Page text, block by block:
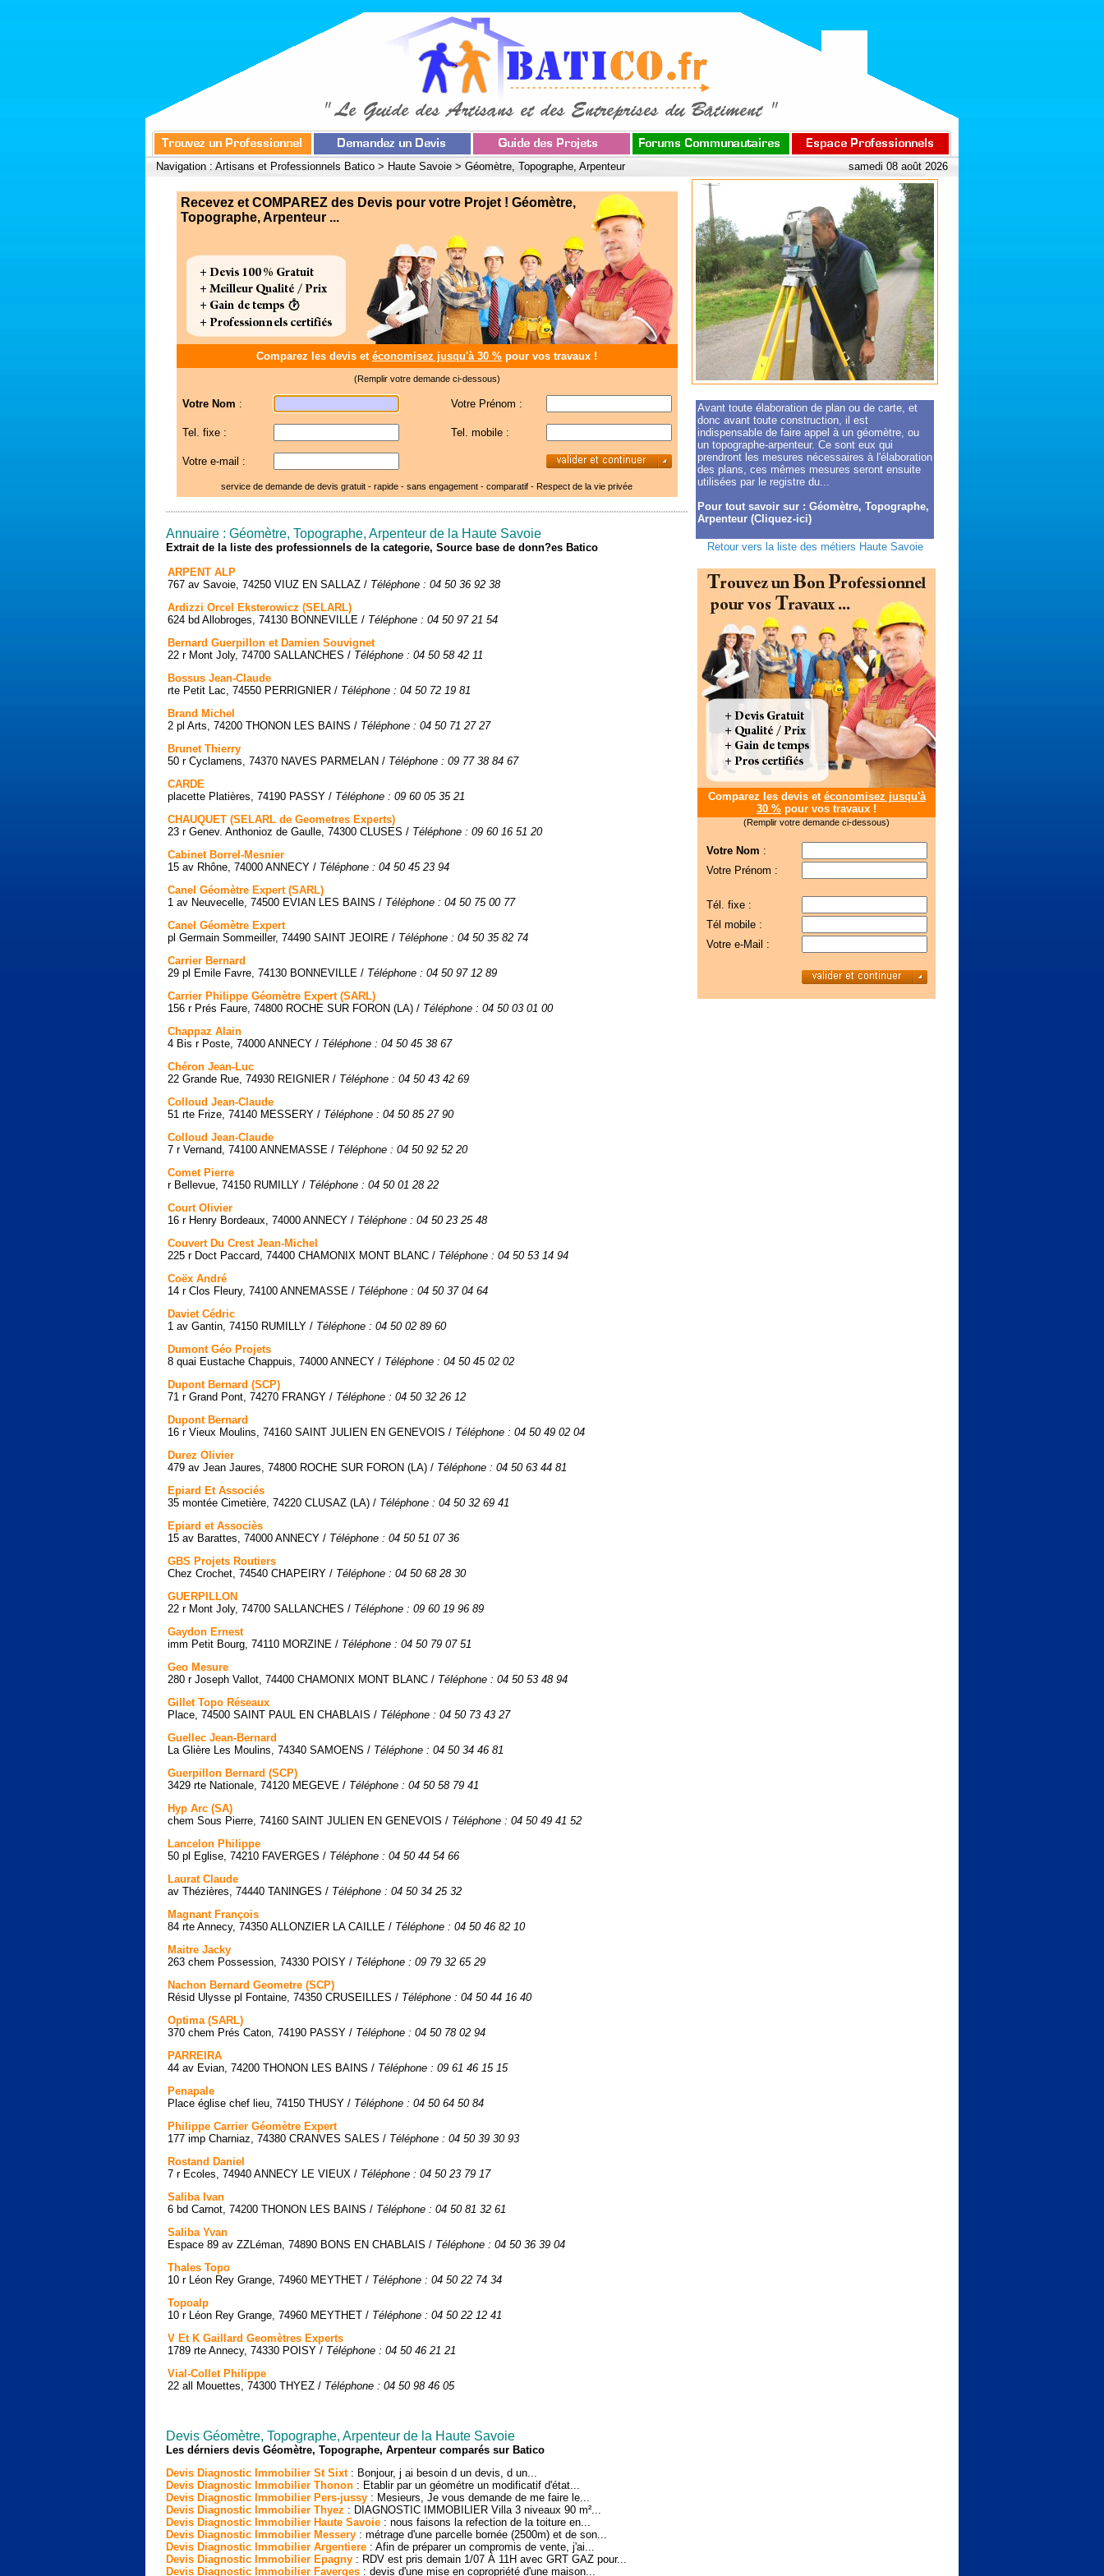
Navigation : Artisans et Professionnels Batico > Haute Savoie > Géomètre, Topographe, Arpenteur samedi 08 août 2026
Recevez et COMPAREZ des Devis pour votre Projet ! Géomètre,
Topographe, Arpenteur ...
Comparez les devis et économisez jusqu'à 30 % pour vos travaux !
(Remplir votre demande ci-dessous)
Votre Nom : Votre Prénom :
Tel. fixe : Tel. mobile :
Votre e-mail :
service de demande de devis gratuit - rapide - sans engagement - comparatif - Respect de la vie privée
Annuaire : Géomètre, Topographe, Arpenteur de la Haute Savoie
Extrait de la liste des professionnels de la categorie, Source base de donn?es Batico
ARPENT ALP
767 av Savoie, 74250 VIUZ EN SALLAZ / Téléphone : 04 50 36 92 38
Ardizzi Orcel Eksterowicz (SELARL)
624 bd Allobroges, 74130 BONNEVILLE / Téléphone : 04 50 97 21 54
Bernard Guerpillon et Damien Souvignet
22 r Mont Joly, 74700 SALLANCHES / Téléphone : 04 50 58 42 11
Bossus Jean-Claude
rte Petit Lac, 74550 PERRIGNIER / Téléphone : 04 50 72 19 81
Brand Michel
2 pl Arts, 74200 THONON LES BAINS / Téléphone : 04 50 71 27 27
Brunet Thierry
50 r Cyclamens, 74370 NAVES PARMELAN / Téléphone : 09 77 38 84 67
CARDE
placette Platières, 74190 PASSY / Téléphone : 09 60 05 35 21
CHAUQUET (SELARL de Geometres Experts)
23 r Genev. Anthonioz de Gaulle, 74300 CLUSES / Téléphone : 09 60 16 51 20
Cabinet Borrel-Mesnier
15 av Rhône, 74000 ANNECY / Téléphone : 04 50 45 23 94
Canel Géomètre Expert (SARL)
1 av Neuvecelle, 74500 EVIAN LES BAINS / Téléphone : 04 50 75 00 77
Canel Géomètre Expert
pl Germain Sommeiller, 74490 SAINT JEOIRE / Téléphone : 04 50 35 82 74
Carrier Bernard
29 pl Emile Favre, 74130 BONNEVILLE / Téléphone : 04 50 97 12 89
Carrier Philippe Géomètre Expert (SARL)
156 r Prés Faure, 74800 ROCHE SUR FORON (LA) / Téléphone : 04 50 03 01 00
Chappaz Alain
4 Bis r Poste, 74000 ANNECY / Téléphone : 04 50 45 38 67
Chéron Jean-Luc
22 Grande Rue, 74930 REIGNIER / Téléphone : 04 50 43 42 69
Colloud Jean-Claude
51 rte Frize, 74140 MESSERY / Téléphone : 04 50 85 27 90
Colloud Jean-Claude
7 r Vernand, 74100 ANNEMASSE / Téléphone : 04 50 92 52 20
Comet Pierre
r Bellevue, 74150 RUMILLY / Téléphone : 04 50 01 28 22
Court Olivier
16 r Henry Bordeaux, 74000 ANNECY / Téléphone : 04 50 23 25 48
Couvert Du Crest Jean-Michel
225 r Doct Paccard, 74400 CHAMONIX MONT BLANC / Téléphone : 04 50 53 14 94
Coëx André
14 r Clos Fleury, 74100 ANNEMASSE / Téléphone : 04 50 37 04 64
Daviet Cédric
1 av Gantin, 74150 RUMILLY / Téléphone : 04 50 02 89 60
Dumont Géo Projets
8 quai Eustache Chappuis, 74000 ANNECY / Téléphone : 04 50 45 02 02
Dupont Bernard (SCP)
71 r Grand Pont, 74270 FRANGY / Téléphone : 04 50 32 26 12
Dupont Bernard
16 r Vieux Moulins, 74160 SAINT JULIEN EN GENEVOIS / Téléphone : 04 50 49 02 04
Durez Olivier
479 av Jean Jaures, 74800 ROCHE SUR FORON (LA) / Téléphone : 04 50 63 44 81
Epiard Et Associés
35 montée Cimetière, 74220 CLUSAZ (LA) / Téléphone : 04 50 32 69 41
Epiard et Associès
15 av Barattes, 74000 ANNECY / Téléphone : 04 50 51 07 36
GBS Projets Routiers
Chez Crochet, 74540 CHAPEIRY / Téléphone : 04 50 68 28 30
GUERPILLON
22 r Mont Joly, 74700 SALLANCHES / Téléphone : 09 60 19 96 89
Gaydon Ernest
imm Petit Bourg, 74110 MORZINE / Téléphone : 04 50 79 07 51
Geo Mesure
280 r Joseph Vallot, 74400 CHAMONIX MONT BLANC / Téléphone : 04 50 53 48 94
Gillet Topo Réseaux
Place, 74500 SAINT PAUL EN CHABLAIS / Téléphone : 04 50 73 43 27
Guellec Jean-Bernard
La Glière Les Moulins, 74340 SAMOENS / Téléphone : 04 50 34 46 81
Guerpillon Bernard (SCP)
3429 rte Nationale, 74120 MEGEVE / Téléphone : 04 50 58 79 41
Hyp Arc (SA)
chem Sous Pierre, 74160 SAINT JULIEN EN GENEVOIS / Téléphone : 04 50 49 41 52
Lancelon Philippe
50 pl Eglise, 74210 FAVERGES / Téléphone : 04 50 44 54 66
Laurat Claude
av Thézières, 74440 TANINGES / Téléphone : 04 50 34 25 32
Magnant François
84 rte Annecy, 74350 ALLONZIER LA CAILLE / Téléphone : 04 50 46 82 10
Maitre Jacky
263 chem Possession, 74330 POISY / Téléphone : 09 79 32 65 29
Nachon Bernard Geometre (SCP)
Résid Ulysse pl Fontaine, 74350 CRUSEILLES / Téléphone : 04 50 44 16 40
Optima (SARL)
370 chem Prés Caton, 74190 PASSY / Téléphone : 04 50 78 02 94
PARREIRA
44 av Evian, 74200 THONON LES BAINS / Téléphone : 09 61 46 15 15
Penapale
Place église chef lieu, 74150 THUSY / Téléphone : 04 50 64 50 84
Philippe Carrier Géomètre Expert
177 imp Charniaz, 74380 CRANVES SALES / Téléphone : 04 50 39 30 93
Rostand Daniel
7 r Ecoles, 74940 ANNECY LE VIEUX / Téléphone : 04 50 23 79 17
Saliba Ivan
6 bd Carnot, 74200 THONON LES BAINS / Téléphone : 04 50 81 32 61
Saliba Yvan
Espace 89 av ZZLéman, 74890 BONS EN CHABLAIS / Téléphone : 04 50 36 39 04
Thales Topo
10 r Léon Rey Grange, 74960 MEYTHET / Téléphone : 04 50 22 74 34
Topoalp
10 r Léon Rey Grange, 74960 MEYTHET / Téléphone : 04 50 22 12 41
V Et K Gaillard Geomètres Experts
1789 rte Annecy, 74330 POISY / Téléphone : 04 50 46 21 21
Vial-Collet Philippe
22 all Mouettes, 74300 THYEZ / Téléphone : 04 50 98 46 05
Devis Géomètre, Topographe, Arpenteur de la Haute Savoie
Les dérniers devis Géomètre, Topographe, Arpenteur comparés sur Batico
Devis Diagnostic Immobilier St Sixt: Bonjour, j ai besoin d un devis, d un...
Devis Diagnostic Immobilier Thonon : Etablir par un géométre un modificatif d'état...
Devis Diagnostic Immobilier Pers-jussy : Mesieurs, Je vous demande de me faire le...
Devis Diagnostic Immobilier Thyez : DIAGNOSTIC IMMOBILIER Villa 3 niveaux 90 m²...
Devis Diagnostic Immobilier Haute Savoie : nous faisons la refection de la toiture en...
Devis Diagnostic Immobilier Messery : métrage d'une parcelle bornée (2500m) et de son...
Devis Diagnostic Immobilier Argentiere : Afin de préparer un compromis de vente, j'ai...
Devis Diagnostic Immobilier Epagny : RDV est pris demain 1/07 À 11H avec GRT GAZ pour...
Devis Diagnostic Immobilier Faverges : devis d'une mise en copropriété d'une maison...
Avant toute élaboration de plan ou de carte, et
donc avant toute construction, il est
indispensable de faire appel à un géomètre, ou
un topographe-arpenteur. Ce sont eux qui
prendront les mesures nécessaires à l'élaboration
des plans, ces mêmes mesures seront ensuite
utilisées par le registre du...
Pour tout savoir sur : Géomètre, Topographe,
Arpenteur (Cliquez-ici)
Retour vers la liste des métiers Haute Savoie
Comparez les devis et économisez jusqu'à
30 % pour vos travaux !
(Remplir votre demande ci-dessous)
Votre Nom :
Votre Prénom :
Tél. fixe :
Tél mobile :
Votre e-Mail :